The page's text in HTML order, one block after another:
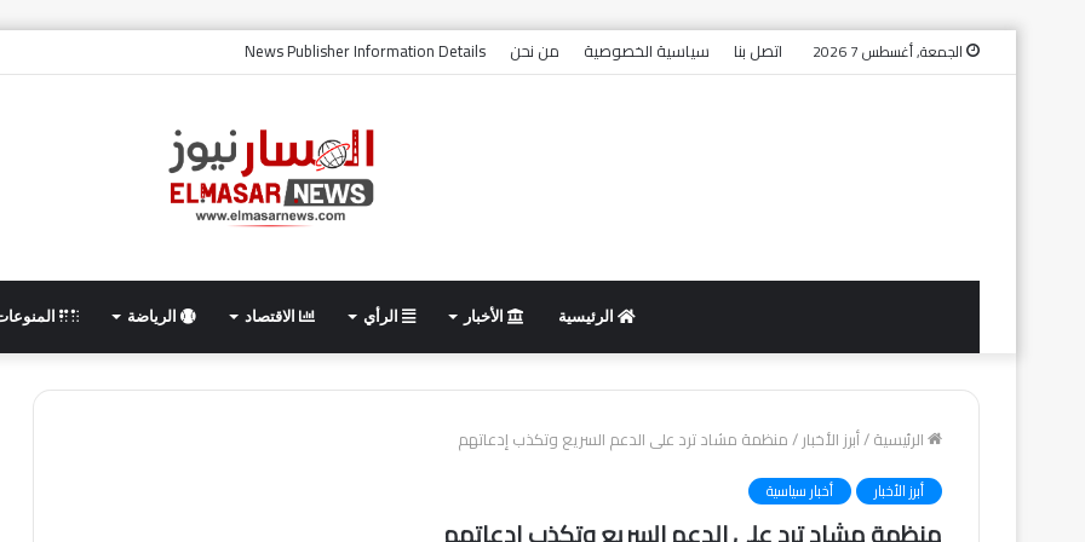
الجمعة, أغسطس 7 2026 اتصل بنا سياسية الخصوصية من نحن News Publisher Information Details
الرئيسية الأخبار الرأي الاقتصاد الرياضة
الرئيسية/أبرز الأخبار/منظمة مشاد ترد على الدعم السريع وتكذب إدعاتهم
أبرز الأخبار أخبار سياسية